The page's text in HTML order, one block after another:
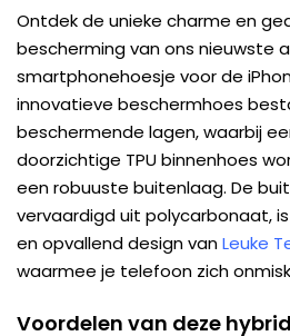
Ontdek de unieke charme en
bescherming van ons nieuwste
smartphonehoesje voor de
innovatieve beschermhoes
beschermende lagen, waarbij
doorzichtige TPU binnenhoes
een robuuste buitenlaag. De
vervaardigd uit polycarbonaat,
en opvallend design vanLeuke
waarmee je telefoon zich
Voordelen van deze